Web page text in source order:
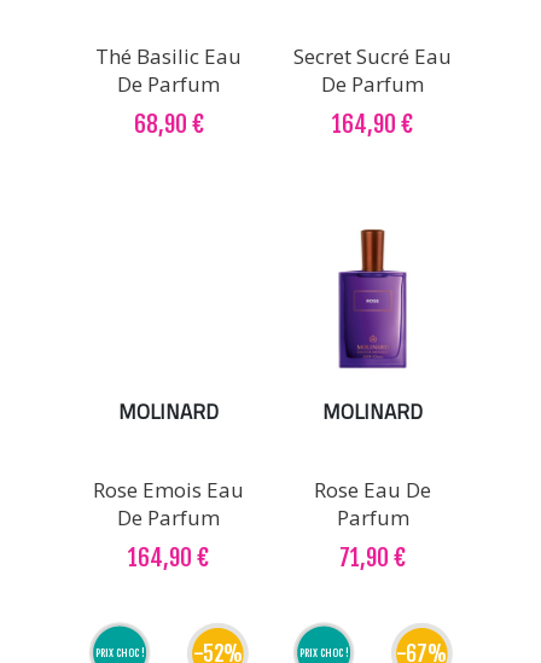
Thé Basilic Eau
De Parfum
68,90 €
Secret Sucré Eau
De Parfum
164,90 €
MOLINARD
Rose Emois Eau
De Parfum
164,90 €
MOLINARD
Rose Eau De
Parfum
71,90 €
PRIX CHOC ! -52% PRIX CHOC ! -67%